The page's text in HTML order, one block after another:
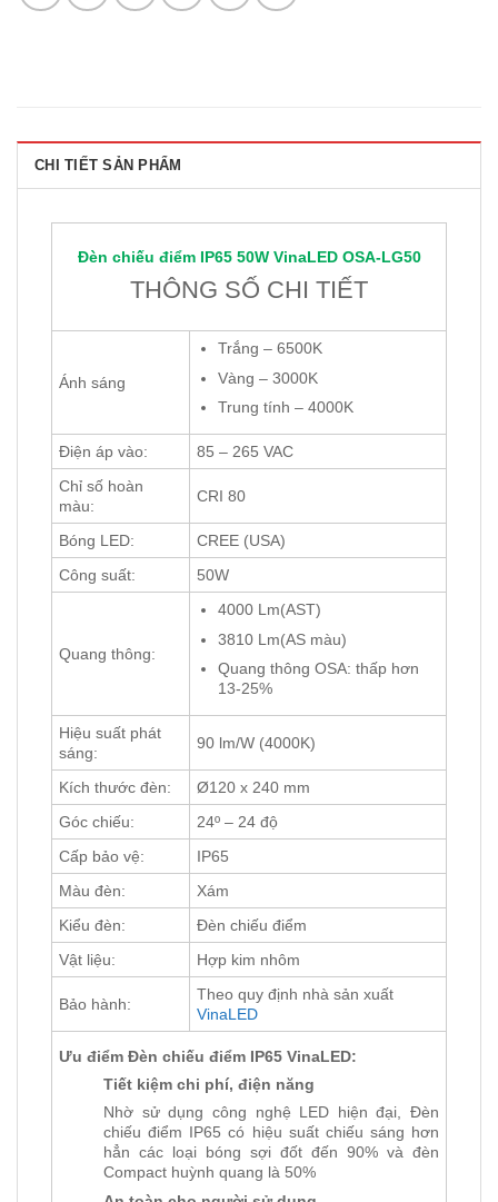
CHI TIẾT SẢN PHẨM
Đèn chiếu điểm IP65 50W VinaLEDOSA-LG50
THÔNG SỐ CHI TIẾT
Ánh sáng
Trắng – 6500K
Vàng – 3000K
Trung tính – 4000K
Điện áp vào:
85 – 265 VAC
Chỉ số hoàn
màu:
CRI 80
Bóng LED:
CREE (USA)
Công suất:
50W
Quang thông:
4000 Lm(AST)
3810 Lm(AS màu)
Quang thông OSA: thấp hơn
13-25%
Hiệu suất phát
sáng:
90 lm/W (4000K)
Kích thước đèn:
Ø120 x 240 mm
Góc chiếu:
24º – 24 độ
Cấp bảo vệ:
IP65
Màu đèn:
Xám
Kiểu đèn:
Đèn chiếu điểm
Vật liệu:
Hợp kim nhôm
Bảo hành:
Theo quy định nhà sản xuất
VinaLED
Ưu điểm Đèn chiếu điểm IP65 VinaLED:
Tiết kiệm chi phí, điện năng
Nhờ sử dụng công nghệ LED hiện đại, Đèn
chiếu điểm IP65 có hiệu suất chiếu sáng hơn
hẳn các loại bóng sợi đốt đến 90% và đèn
Compact huỳnh quang là 50%